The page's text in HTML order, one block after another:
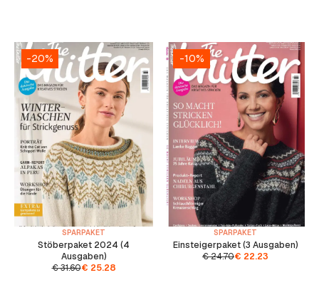
-20%
SPARPAKET
Stöberpaket 2024 (4
Ausgaben)
€31.60€ 25.28
-10%
SPARPAKET
Einsteigerpaket (3 Ausgaben)
€24.70€ 22.23